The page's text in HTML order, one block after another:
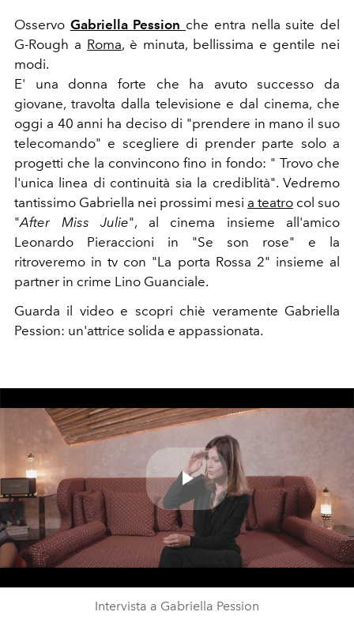
Osservo Gabriella Pession che entra nella suite del
G-Rough a Roma, è minuta, bellissima e gentile nei
modi.
E' una donna forte che ha avuto successo da
giovane, travolta dalla televisione e dal cinema, che
oggi a 40 anni ha deciso di "prendere in mano il suo
telecomando" e scegliere di prender parte solo a
progetti che la convincono fino in fondo: " Trovo che
l'unica linea di continuità sia la crediblità". Vedremo
tantissimo Gabriella nei prossimi mesi a teatro col suo
"After Miss Julie", al cinema insieme all'amico
Leonardo Pieraccioni in "Se son rose" e la
ritroveremo in tv con "La porta Rossa 2" insieme al
partner in crime Lino Guanciale.
Guarda il video e scopri chiè veramente Gabriella
Pession: un'attrice solida e appassionata.
Play
Video
Intervista a Gabriella Pession